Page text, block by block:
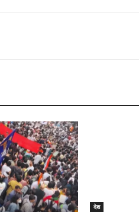
देश